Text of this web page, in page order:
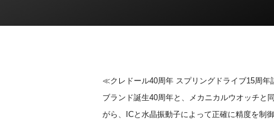
≪クレドール40周年 スプリングドライブ15周
ブランド誕生40周年と、メカニカルウオッチと
がら、ICと水晶振動子によって正確に精度を制